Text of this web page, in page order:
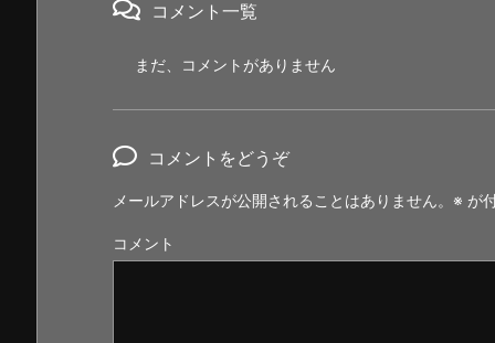
コメント一覧
まだ、コメントがありません
コメントをどうぞ
メールアドレスが公開されることはありません。 ※ が
コメント